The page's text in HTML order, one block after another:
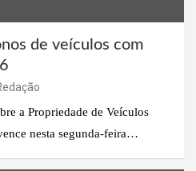
de veículos com
a Propriedade de Veículos
nesta segunda-feira…